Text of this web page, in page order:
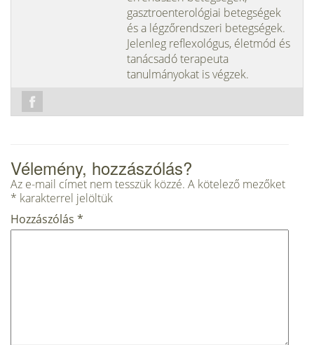
gasztroenterológiai betegségek
és a légzőrendszeri betegségek.
Jelenleg reflexológus, életmód és
tanácsadó terapeuta
tanulmányokat is végzek.
Vélemény, hozzászólás?
Az e-mail címet nem tesszük közzé. A kötelező mezőket
* karakterrel jelöltük
Hozzászólás *